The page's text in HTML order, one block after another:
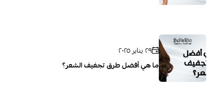
٢٩ يناير ٢٠٢٥
ما هي أفضل طرق تجفيف الشعر؟